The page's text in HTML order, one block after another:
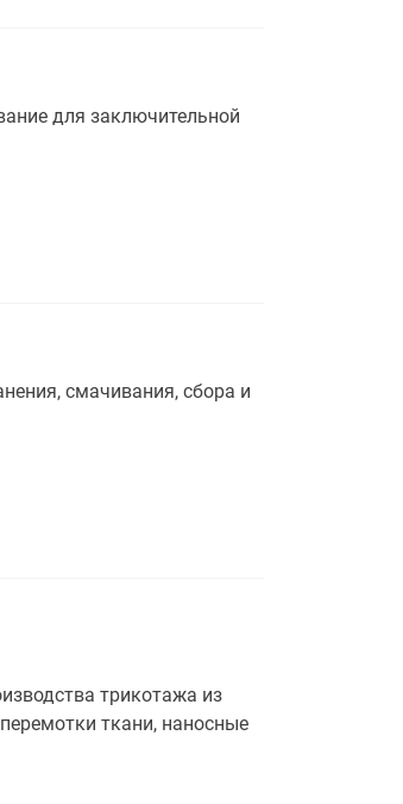
для заключительной
смачивания, сбора и
трикотажа из
ткани, наносные